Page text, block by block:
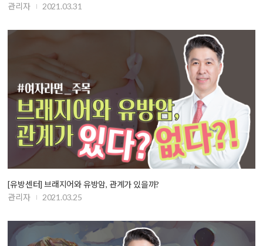
관리자
2021.03.31
[유방센터] 브래지어와 유방암, 관계가 있을까?
관리자
2021.03.25